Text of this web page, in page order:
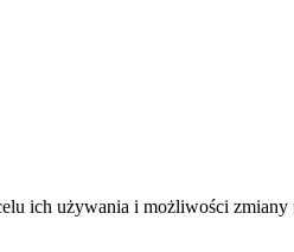
ich używania i możliwości zmiany